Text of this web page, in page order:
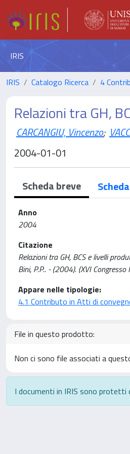
IRIS
IRIS Catalogo Ricerca 4
Relazioni tra GH,
CARCANGIU, Vincenzo;
2004-01-01
Scheda breve
Anno
2004
Citazione
Relazioni tra GH, BCS e livelli
Bini, P.P.. - (2004). (XVI
Appare nelle tipologie:
4.1 Contributo in Atti di
File in questo prodotto:
Non ci sono file associati a
I documenti in IRIS sono